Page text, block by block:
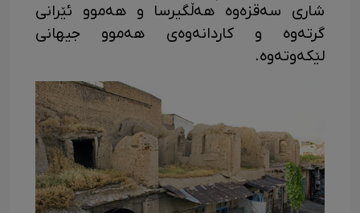
شاری سەقزەوە هەڵگیرسا و هەموو ئێرانی
گرتەوە و کاردانەوەی هەموو جیهانی
لێکەوتەوە.